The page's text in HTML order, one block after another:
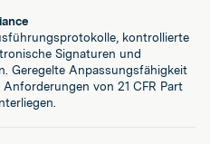
kontrollierte
Signaturen und
Geregelte Anpassungsfähigkeit
von 21 CFR Part